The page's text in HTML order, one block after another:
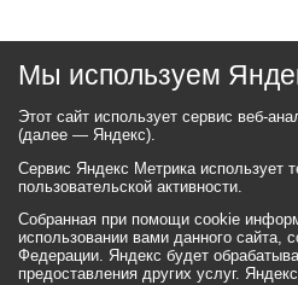
Мы используем
Этот сайт использует сервис веб-
(далее — Яндекс).
Сервис Яндекс Метрика использует
пользовательской активности.
Собранная при помощи cookie
использовании вами данного сайта,
Федерации. Яндекс будет
предоставления других услуг.